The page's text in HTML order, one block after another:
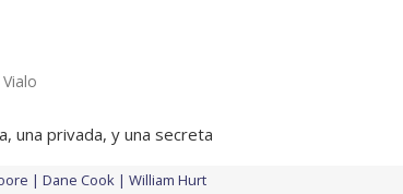
Vialo
una privada, y una secreta
Dane Cook William Hurt